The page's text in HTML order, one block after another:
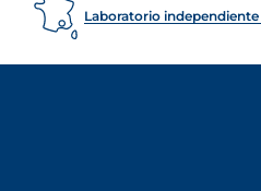
Laboratorio independiente